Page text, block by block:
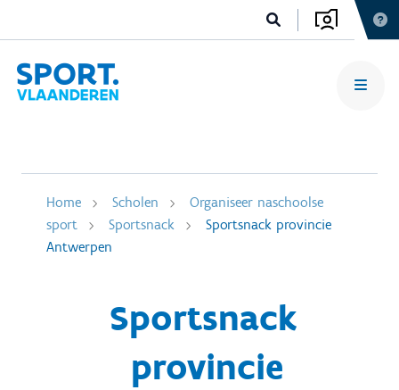
Home Scholen
Organiseer naschoolse
sport
Sportsnack
Sportsnack provincie
Antwerpen
Sportsnack
provincie